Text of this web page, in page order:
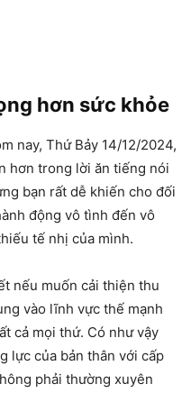
hơn sức khỏe
nay, Thứ Bảy 14/12/2024,
hơn trong lời ăn tiếng nói
bạn rất dễ khiến cho đối
động vô tình đến vô
tế nhị của mình.
nếu muốn cải thiện thu
vào lĩnh vực thế mạnh
cả mọi thứ. Có như vậy
lực của bản thân với cấp
phải thường xuyên